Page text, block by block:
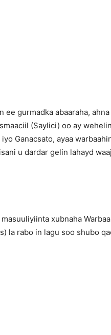
gurmadka abaaraha,
(Saylici) oo ay
Ganacsato, ayaa
u dardar gelin lahayd
xubnaha
la rabo in lagu soo shubo